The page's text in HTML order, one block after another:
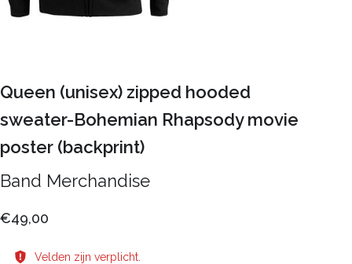
Queen (unisex) zipped hooded
sweater-Bohemian Rhapsody movie
poster (backprint)
Band Merchandise
€49,00
Velden zijn verplicht.